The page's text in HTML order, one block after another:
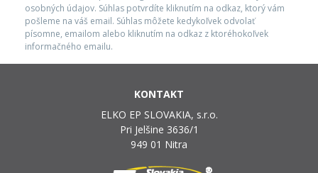
osobných údajov. Súhlas potvrdíte kliknutím na odkaz, ktorý vám
pošleme na váš email. Súhlas môžete kedykoľvek odvolať
písomne, emailom alebo kliknutím na odkaz z ktoréhokoľvek
informačného emailu.
KONTAKT
ELKO EP SLOVAKIA, s.r.o.
Pri Jelšine 3636/1
949 01 Nitra